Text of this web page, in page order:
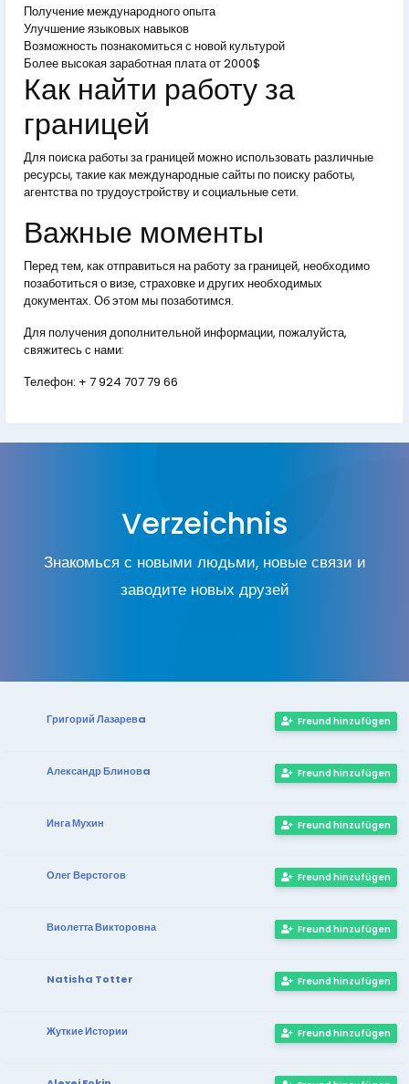
Получение международного опыта
Улучшение языковых навыков
Возможность познакомиться с новой культурой
Более высокая заработная плата от 2000$
Как найти работу за
границей
Для поиска работы за границей можно использовать различные
ресурсы, такие как международные сайты по поиску работы,
агентства по трудоустройству и социальные сети.
Важные моменты
Перед тем, как отправиться на работу за границей, необходимо
позаботиться о визе, страховке и других необходимых
документах. Об этом мы позаботимся.
Для получения дополнительной информации, пожалуйста,
свяжитесь с нами:
Телефон: + 7 924 707 79 66
Verzeichnis
Знакомься с новыми людьми, новые связи и
заводите новых друзей
Freund hinzufügen
Григорий Лазаревa
Freund hinzufügen
Александр Блиновa
Freund hinzufügen
Инга Мухин
Freund hinzufügen
Олег Верстогов
Freund hinzufügen
Виолетта Викторовна
Freund hinzufügen
Natisha Totter
Freund hinzufügen
Жуткие Истории